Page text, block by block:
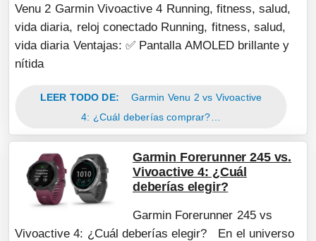
Venu 2 Garmin Vivoactive 4 Running, fitness, salud,
vida diaria, reloj conectado Running, fitness, salud,
vida diaria Ventajas: ✅ Pantalla AMOLED brillante y
nítida
LEER TODO DE: Garmin Venu 2 vs Vivoactive
4: ¿Cuál deberías comprar?…
Garmin Forerunner 245 vs.
Vivoactive 4: ¿Cuál
deberías elegir?
Garmin Forerunner 245 vs
Vivoactive 4: ¿Cuál deberías elegir? En el universo